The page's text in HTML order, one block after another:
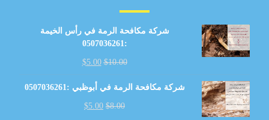
شركة مكافحة الرمة في رأس الخيمة
:0507036261
$10.00
$5.00
شركة مكافحة الرمة في أبوظبي :0507036261
$8.00
$5.00